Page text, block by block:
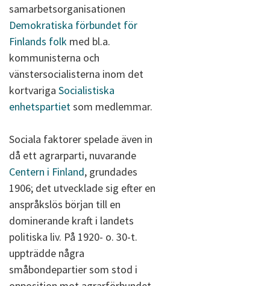
samarbetsorganisationen
Demokratiska förbundet för
Finlands folk med bl.a.
kommunisterna och
vänstersocialisterna inom det
kortvariga Socialistiska
enhetspartietsom medlemmar.
Sociala faktorer spelade även in
då ett agrarparti, nuvarande
Centern i Finland, grundades
1906; det utvecklade sig efter en
anspråkslös början till en
dominerande kraft i landets
politiska liv. På 1920- o. 30-t.
uppträdde några
småbondepartier som stod i